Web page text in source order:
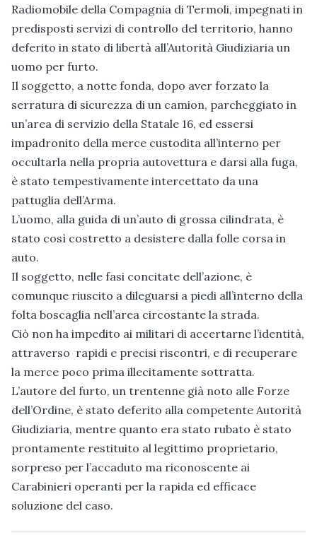
Radiomobile della Compagnia di Termoli, impegnati in
predisposti servizi di controllo del territorio, hanno
deferito in stato di libertà all’Autorità Giudiziaria un
uomo per furto.
Il soggetto, a notte fonda, dopo aver forzato la
serratura di sicurezza di un camion, parcheggiato in
un’area di servizio della Statale 16, ed essersi
impadronito della merce custodita all’interno per
occultarla nella propria autovettura e darsi alla fuga,
è stato tempestivamente intercettato da una
pattuglia dell’Arma.
L’uomo, alla guida di un’auto di grossa cilindrata, è
stato così costretto a desistere dalla folle corsa in
auto.
Il soggetto, nelle fasi concitate dell’azione, è
comunque riuscito a dileguarsi a piedi all’interno della
folta boscaglia nell’area circostante la strada.
Ciò non ha impedito ai militari di accertarne l’identità,
attraverso rapidi e precisi riscontri, e di recuperare
la merce poco prima illecitamente sottratta.
L’autore del furto, un trentenne già noto alle Forze
dell’Ordine, è stato deferito alla competente Autorità
Giudiziaria, mentre quanto era stato rubato è stato
prontamente restituito al legittimo proprietario,
sorpreso per l’accaduto ma riconoscente ai
Carabinieri operanti per la rapida ed efficace
soluzione del caso.